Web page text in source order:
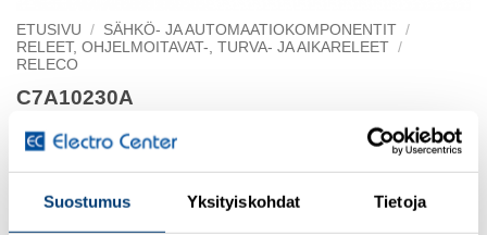
Suostumus Yksityiskohdat Tietoja
ETUSIVU / SÄHKÖ- JA AUTOMAATIOKOMPONENTIT /
RELEET, OHJELMOITAVAT-, TURVA- JA AIKARELEET /
RELECO
C7A10230A
Rele 16A 1CO 230VAC